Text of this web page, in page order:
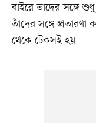
বাইরে তাদের সঙ্গে
তাঁদের সঙ্গে প্রতারণা
থেকে টেকসই হয়।